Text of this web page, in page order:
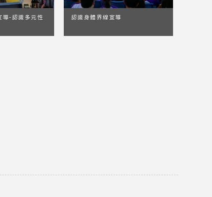
導-認識多元性
認識身體界線宣導